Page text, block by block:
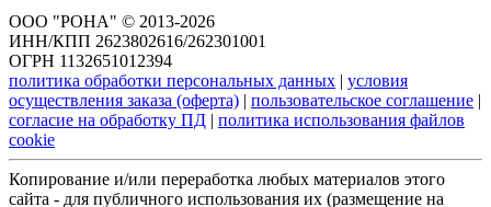
ООО "РОНА" © 2013-2026
ИНН/КПП 2623802616/262301001
ОГРН 1132651012394
политика обработки персональных данных | условия
осуществления заказа (оферта) | пользовательское соглашение |
согласие на обработку ПД | политика использования файлов
cookie
Копирование и/или переработка любых материалов этого
сайта - для публичного использования их (размещение на